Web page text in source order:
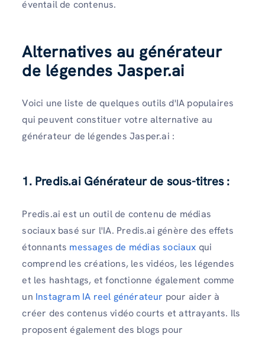
éventail de contenus.
Alternatives au générateur
de légendes Jasper.ai
Voici une liste de quelques outils d'IA populaires
qui peuvent constituer votre alternative au
générateur de légendes Jasper.ai :
1. Predis.ai Générateur de sous-titres :
Predis.ai est un outil de contenu de médias
sociaux basé sur l'IA. Predis.ai génère des effets
étonnants messages de médias sociaux qui
comprend les créations, les vidéos, les légendes
et les hashtags, et fonctionne également comme
un Instagram IA reel générateur pour aider à
créer des contenus vidéo courts et attrayants. Ils
proposent également des blogs pour